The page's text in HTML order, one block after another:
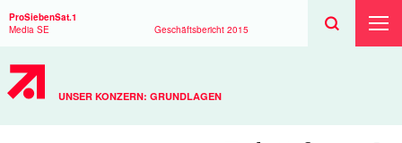
ProSiebenSat.1
Media SE
Geschäftsbericht 2015
Suche
Suche
UNSER KONZERN: GRUNDLAGEN